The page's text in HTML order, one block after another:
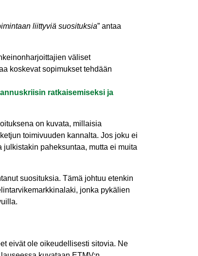
liittyviä suosituksia” antaa
väliset
koskevat sopimukset tehdään
ratkaisemiseksi ja
on kuvata, millaisia
toimivuuden kannalta. Jos joku ei
paheksuntaa, mutta ei muita
suosituksia. Tämä johtuu etenkin
jonka pykälien
eivät ole oikeudellisesti sitovia. Ne